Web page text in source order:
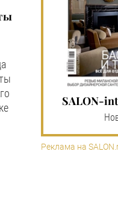
SALON-
Реклама на